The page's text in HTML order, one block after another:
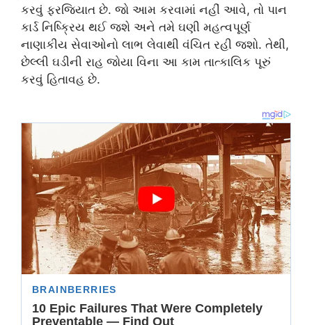
કરવું ફરજિયાત છે. જો આમ કરવામાં નહીં આવે, તો પાન
કાર્ડ નિષ્ક્રિય થઈ જશે અને તમે ઘણી મહત્વપૂર્ણ
નાણાકીય સેવાઓનો લાભ લેવાથી વંચિત રહી જશો. તેથી,
છેલ્લી ઘડીની રાહ જોયા વિના આ કામ તાત્કાલિક પૂરું
કરવું હિતાવહ છે.